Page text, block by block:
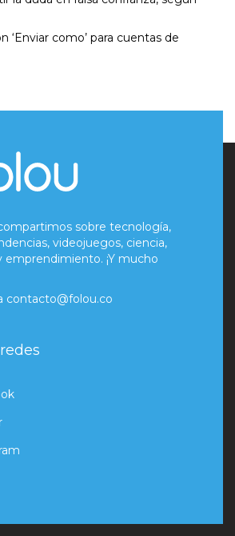
‘Enviar como’ para cuentas de
sobre tecnología,
videojuegos, ciencia,
emprendimiento. ¡Y mucho
contacto@folou.co